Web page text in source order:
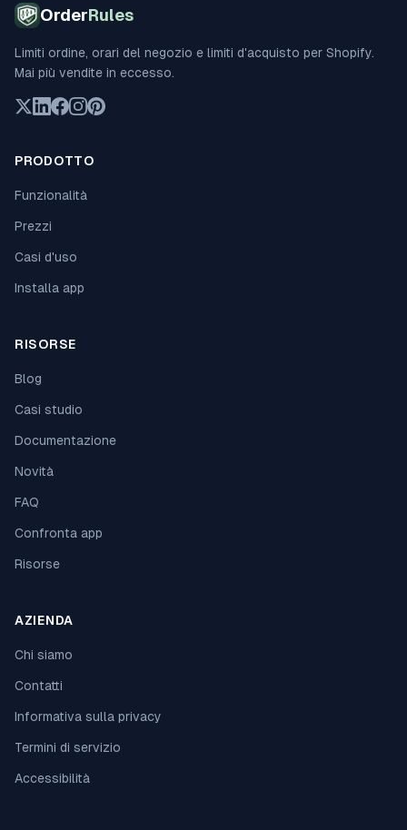
OrderRules
Limiti ordine, orari del negozio e limiti d'acquisto per Shopify.
Mai più vendite in eccesso.
PRODOTTO
Funzionalità
Prezzi
Casi d'uso
Installa app
RISORSE
Blog
Casi studio
Documentazione
Novità
FAQ
Confronta app
Risorse
AZIENDA
Chi siamo
Contatti
Informativa sulla privacy
Termini di servizio
Accessibilità